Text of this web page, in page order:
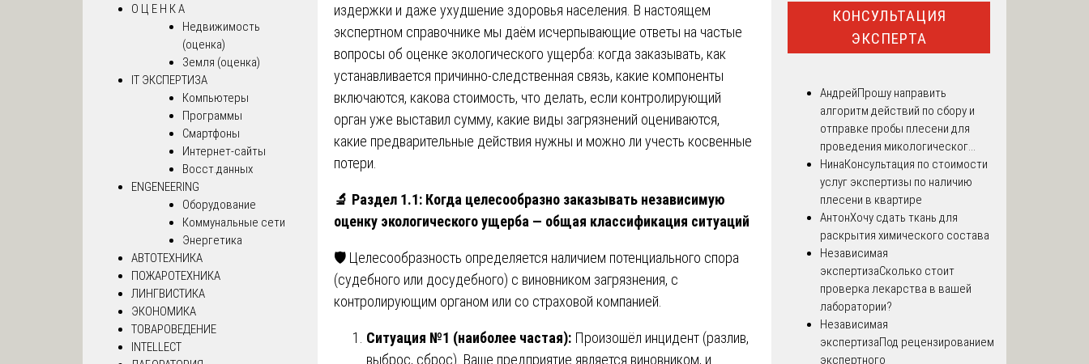
издержки и даже ухудшение здоровья населения. В настоящем
экспертном справочнике мы даём исчерпывающие ответы на частые
вопросы об оценке экологического ущерба: когда заказывать, как
устанавливается причинно-следственная связь, какие компоненты
включаются, какова стоимость, что делать, если контролирующий
орган уже выставил сумму, какие виды загрязнений оцениваются,
какие предварительные действия нужны и можно ли учесть косвенные
потери.
🔬 Раздел 1.1: Когда целесообразно заказывать независимую
оценку экологического ущерба — общая классификация ситуаций
🛡️ Целесообразность определяется наличием потенциального спора
(судебного или досудебного) с виновником загрязнения, с
контролирующим органом или со страховой компанией.
Ситуация №1 (наиболее частая): Произошёл инцидент (разлив,
выброс, сброс). Ваше предприятие является виновником, и
О Ц Е Н К А
Недвижимость
(оценка)
Земля (оценка)
IT ЭКСПЕРТИЗА
Компьютеры
Программы
Смартфоны
Интернет-сайты
Восст.данных
ENGENEERING
Оборудование
Коммунальные сети
Энергетика
АВТОТЕХНИКА
ПОЖАРОТЕХНИКА
ЛИНГВИСТИКА
ЭКОНОМИКА
ТОВАРОВЕДЕНИЕ
INTELLECT
КОНСУЛЬТАЦИЯ
ЭКСПЕРТА
АндрейПрошу направить
алгоритм действий по сбору и
отправке пробы плесени для
проведения микологическог...
НинаКонсультация по стоимости
услуг экспертизы по наличию
плесени в квартире
АнтонХочу сдать ткань для
раскрытия химического состава
Независимая
экспертизаСколько стоит
проверка лекарства в вашей
лаборатории?
Независимая
экспертизаПод рецензированием
экспертного